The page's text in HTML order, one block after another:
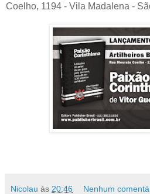
Coelho, 1194 - Vila Madalena -
Nicolau às 20:46 Nenhum